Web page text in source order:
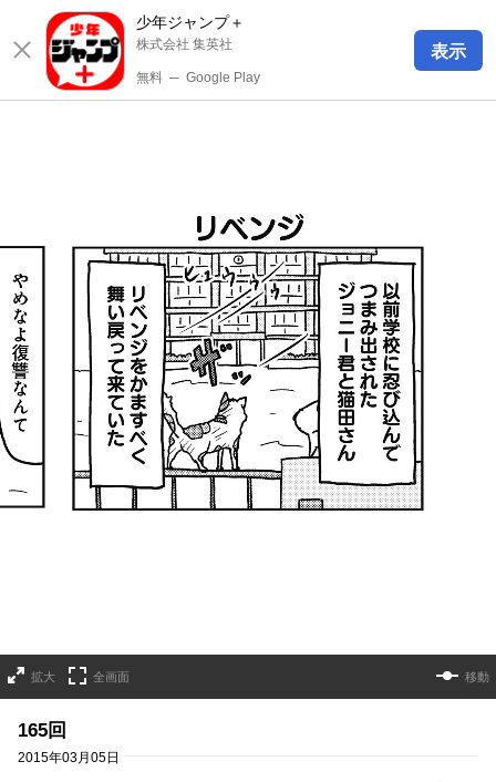
少年ジャンプ＋
株式会社 集英社
無料 ─ Google Play
表示
拡大 全画面 移動
165回
2015年03月05日